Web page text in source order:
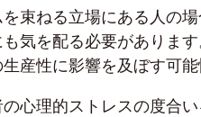
束ねる立場にある人の
気を配る必要があります
産性に影響を及ぼす可能
の心理的ストレスの度合